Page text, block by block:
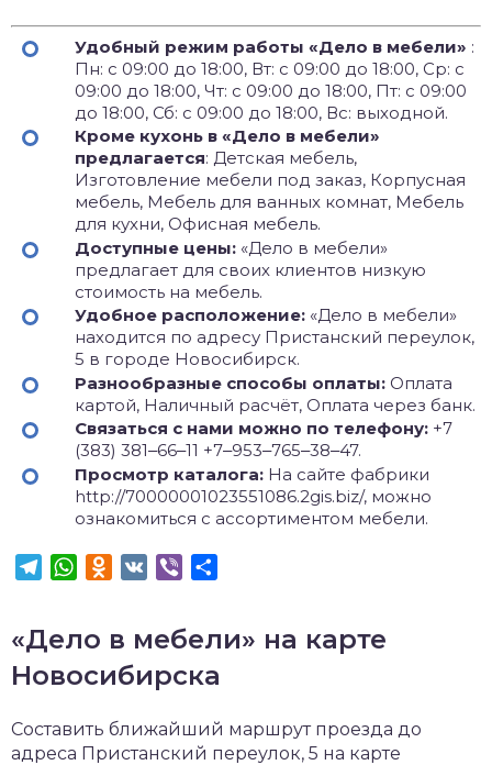
Удобный режим работы «Дело в мебели» :
Пн: с 09:00 до 18:00, Вт: с 09:00 до 18:00, Ср: с
09:00 до 18:00, Чт: с 09:00 до 18:00, Пт: с 09:00
до 18:00, Сб: с 09:00 до 18:00, Вс: выходной.
Кроме кухонь в «Дело в мебели»
предлагается: Детская мебель,
Изготовление мебели под заказ, Корпусная
мебель, Мебель для ванных комнат, Мебель
для кухни, Офисная мебель.
Доступные цены: «Дело в мебели»
предлагает для своих клиентов низкую
стоимость на мебель.
Удобное расположение: «Дело в мебели»
находится по адресу Пристанский переулок,
5 в городе Новосибирск.
Разнообразные способы оплаты: Оплата
картой, Наличный расчёт, Оплата через банк.
Связаться с нами можно по телефону: +7
(383) 381‒66‒11 +7‒953‒765‒38‒47.
Просмотр каталога: На сайте фабрики
http://70000001023551086.2gis.biz/, можно
ознакомиться с ассортиментом мебели.
TelegramWhatsApp
Odnoklassniki
VK Viber
«Дело в мебели» на карте
Новосибирска
Составить ближайший маршрут проезда до
адреса Пристанский переулок, 5 на карте